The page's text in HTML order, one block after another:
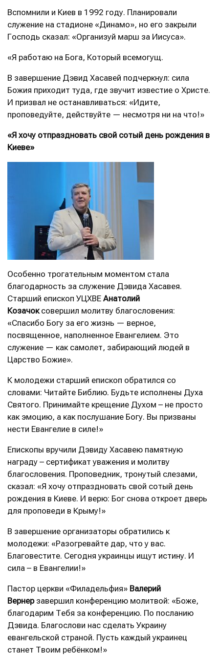
Вспомнили и Киев в 1992 году. Планировали
служение на стадионе «Динамо», но его закрыли
Господь сказал: «Организуй марш за Иисуса».
«Я работаю на Бога, Который всемогущ.
В завершение Дэвид Хасавей подчеркнул: сила
Божия приходит туда, где звучит известие о Христе.
И призвал не останавливаться: «Идите,
проповедуйте, действуйте — несмотря ни на что!»
«Я хочу отпраздновать свой сотый день рождения в
Киеве»
Особенно трогательным моментом стала
благодарность за служение Дэвида Хасавея.
Старший епископ УЦХВЕ Анатолий
Козачоксовершил молитву благословения:
«Спасибо Богу за его жизнь — верное,
посвященное, наполненное Евангелием. Это
служение — как самолет, забирающий людей в
Царство Божие».
К молодежи старший епископ обратился со
словами: Читайте Библию. Будьте исполнены Духа
Святого. Принимайте крещение Духом – не просто
как эмоцию, а как послушание Богу. Вы призваны
нести Евангелие в силе!»
Епископы вручили Дэвиду Хасавею памятную
награду – сертификат уважения и молитву
благословения. Проповедник, тронутый слезами,
сказал: «Я хочу отпраздновать свой сотый день
рождения в Киеве. И верю: Бог снова откроет дверь
для проповеди в Крыму!»
В завершение организаторы обратились к
молодежи: «Разогревайте дар, что у вас.
Благовестите. Сегодня украинцы ищут истину. И
сила – в Евангелии!»
Пастор церкви «Филадельфия» Валерий
Вернерзавершил конференцию молитвой: «Боже,
благодарим Тебя за конференцию. По посланию
Дэвида. Благослови нас сделать Украину
евангельской страной. Пусть каждый украинец
станет Твоим ребёнком!»